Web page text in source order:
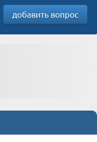
добавить вопрос